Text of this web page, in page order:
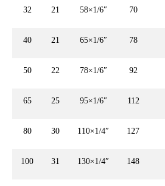
32 21 58×1/6″ 70
40 21 65×1/6″ 78
50 22 78×1/6″ 92
65 25 95×1/6″ 112
80 30 110×1/4″ 127
100 31 130×1/4″ 148